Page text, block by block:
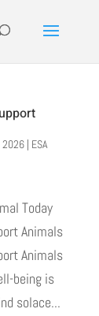
2026| ESA
Today
Animals
Animals
being is
solace...